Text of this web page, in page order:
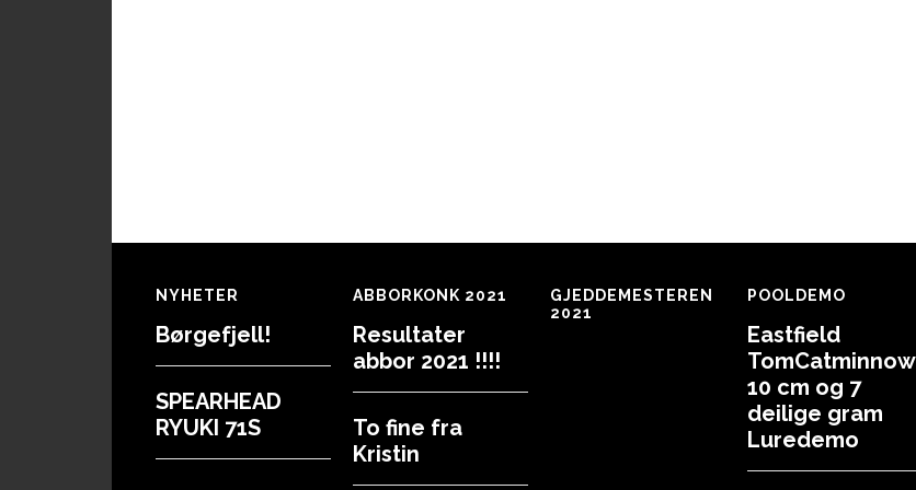
Footer
NYHETER
Børgefjell!
SPEARHEAD
RYUKI 71S
ABBORKONK 2021
Resultater
abbor 2021 !!!!
To fine fra
Kristin
GJEDDEMESTEREN
2021
POOLDEMO
Eastfield
TomCatminnow
10 cm og 7
deilige gram
Luredemo